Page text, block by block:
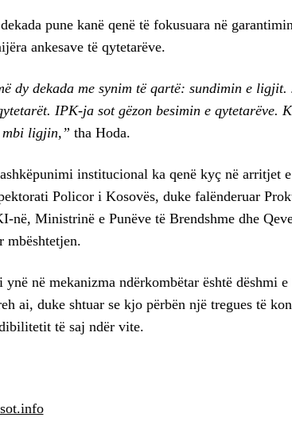
pune kanë qenë të fokusuara në
ankesave të qytetarëve.
dy dekada me synim të qartë: sundimin e
IPK-ja sot gëzon besimin e qytetarëve.
mbi ligjin,” tha Hoda.
institucional ka qenë kyç në arritjet
Policor i Kosovës, duke falënderuar
në, Ministrinë e Punëve të Brendshme dhe
mbështetjen.
ynë në mekanizma ndërkombëtar është dëshmi
ai, duke shtuar se kjo përbën një tregues të
të saj ndër vite.